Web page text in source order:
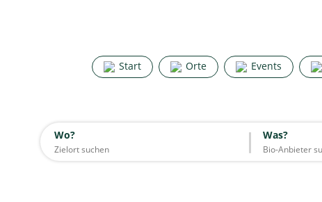
Start Orte Events
Wo? Was?
Start Orte Events
Wo? Was?